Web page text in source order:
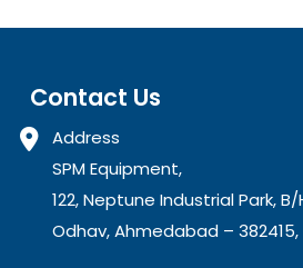
Contact Us
Address
SPM Equipment,
122, Neptune Industrial Park,
Odhav, Ahmedabad – 382415,